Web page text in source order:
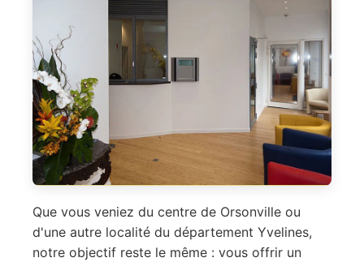
Que vous veniez du centre de Orsonville ou
d'une autre localité du département Yvelines,
notre objectif reste le même : vous offrir un